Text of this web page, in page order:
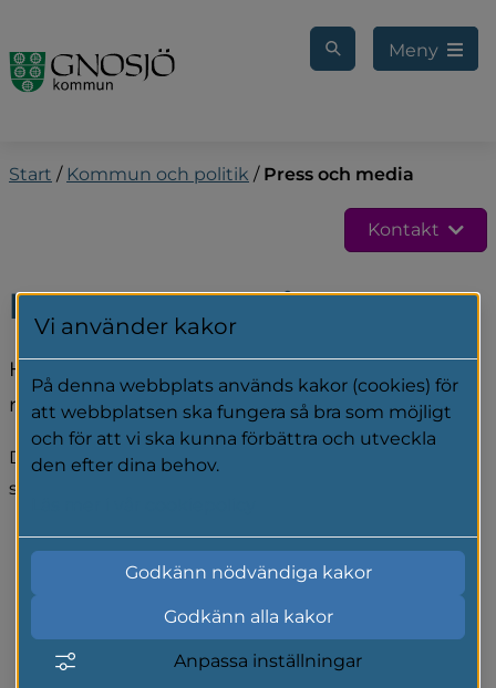
Meny
Start / Kommun och politik / Press och media
Kontakt
Press och media
Här finns samlad information som i första hand
riktar sig till journalister.
De senast nyheterna hittar du på vår webbplats
startsida. Du kan också följa oss via sociala medier:
Gnosjö kommun på Facebook.
Gnosjö kommun på Linkedin.
Gnosjö kommun på Instagram.
Vi använder kakor
På denna webbplats används kakor (cookies) för
att webbplatsen ska fungera så bra som möjligt
och för att vi ska kunna förbättra och utveckla
den efter dina behov.
Godkänn nödvändiga kakor
Godkänn alla kakor
Anpassa inställningar